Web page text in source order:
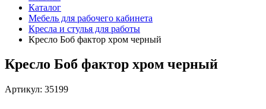
Каталог
Мебель для рабочего кабинета
Кресла и стулья для работы
Кресло Боб фактор хром черный
Кресло Боб фактор хром черный
Артикул: 35199